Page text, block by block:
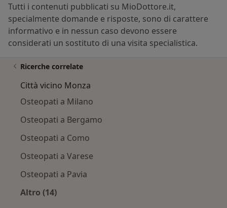
Tutti i contenuti pubblicati su MioDottore.it,
specialmente domande e risposte, sono di carattere
informativo e in nessun caso devono essere
considerati un sostituto di una visita specialistica.
Ricerche correlate
Città vicino Monza
Osteopati a Milano
Osteopati a Bergamo
Osteopati a Como
Osteopati a Varese
Osteopati a Pavia
Altro (14)